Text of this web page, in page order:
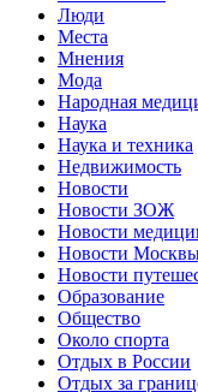
Люди
Места
Мнения
Мода
Народная
Наука
Наука и техника
Недвижимость
Новости
Новости ЗОЖ
Новости
Новости
Новости
Образование
Общество
Около спорта
Отдых в России
Отдых за